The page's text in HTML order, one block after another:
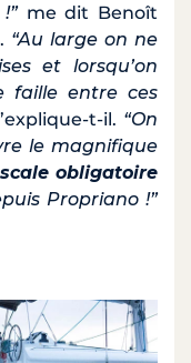
me dit Benoît
“Au large on ne
et lorsqu’on
faille entre ces
t-il. “On
le magnifique
obligatoire
Propriano !”